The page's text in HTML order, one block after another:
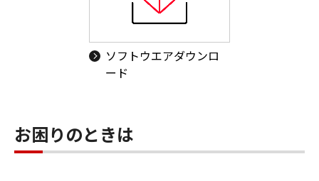
ソフトウエアダウンロ
ード
お困りのときは